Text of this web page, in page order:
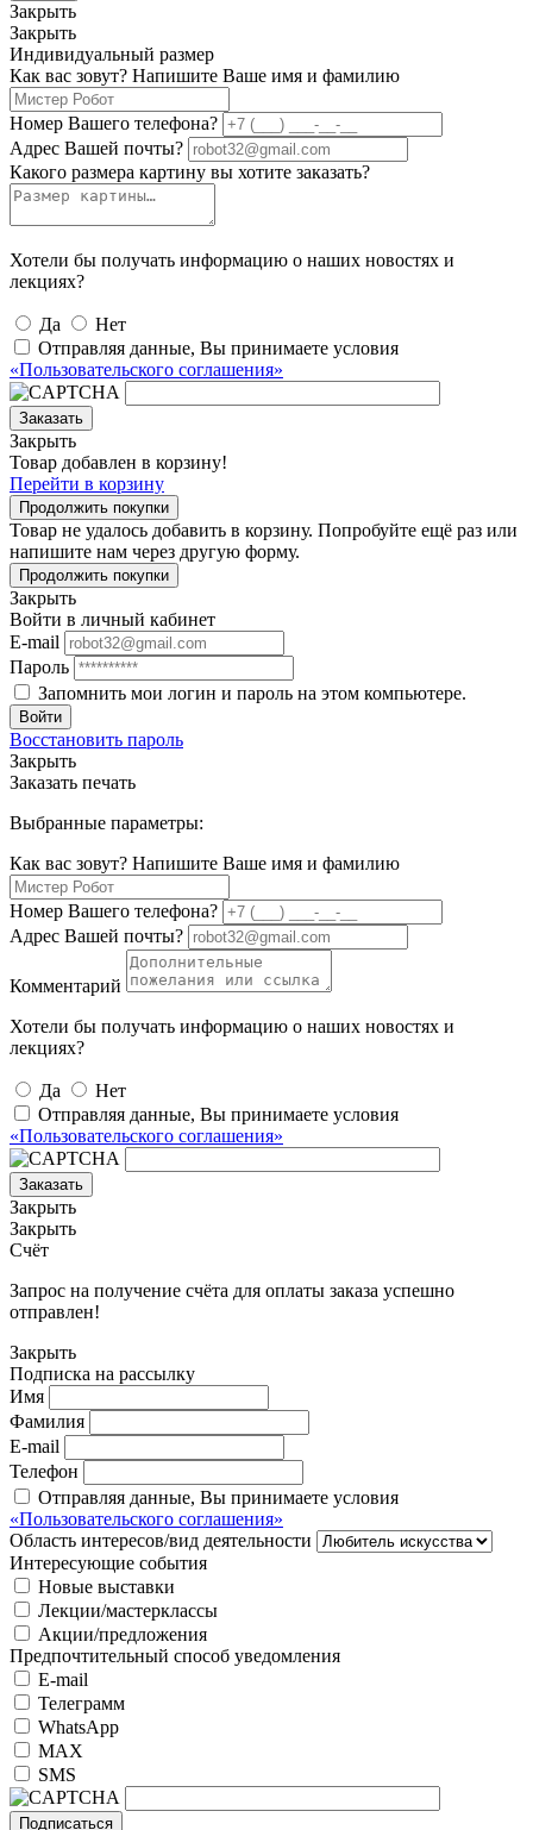
Закрыть
Закрыть
Индивидуальный размер
Как вас зовут? Напишите Ваше имя и фамилию
Номер Вашего телефона?
Адрес Вашей почты?
Какого размера картину вы хотите заказать?
Хотели бы получать информацию о наших новостях и
лекциях?
Да
Нет
Отправляя данные, Вы принимаете условия
«Пользовательского соглашения»
Заказать
Закрыть
Товар добавлен в корзину!
Перейти в корзину
Продолжить покупки
Товар не удалось добавить в корзину. Попробуйте ещё раз или
напишите нам через другую форму.
Продолжить покупки
Закрыть
Войти в личный кабинет
E-mail
Пароль
Запомнить мои логин и пароль на этом компьютере.
Войти
Восстановить пароль
Закрыть
Заказать печать
Выбранные параметры:
Как вас зовут? Напишите Ваше имя и фамилию
Номер Вашего телефона?
Адрес Вашей почты?
Комментарий
Хотели бы получать информацию о наших новостях и
лекциях?
Да
Нет
Отправляя данные, Вы принимаете условия
«Пользовательского соглашения»
Заказать
Закрыть
Закрыть
Счёт
Запрос на получение счёта для оплаты заказа успешно
отправлен!
Закрыть
Подписка на рассылку
Имя
Фамилия
E-mail
Телефон
Отправляя данные, Вы принимаете условия
«Пользовательского соглашения»
Область интересов/вид деятельности
Интересующие события
Новые выставки
Лекции/мастерклассы
Акции/предложения
Предпочтительный способ уведомления
E-mail
Телеграмм
WhatsApp
MAX
SMS
Подписаться